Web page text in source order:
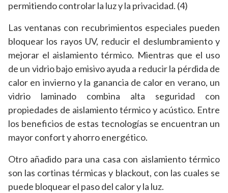
permitiendo controlar la luz y la privacidad. (4)
Las ventanas con recubrimientos especiales pueden
bloquear los rayos UV, reducir el deslumbramiento y
mejorar el aislamiento térmico. Mientras que el uso
de un vidrio bajo emisivo ayuda a reducir la pérdida de
calor en invierno y la ganancia de calor en verano, un
vidrio laminado combina alta seguridad con
propiedades de aislamiento térmico y acústico. Entre
los beneficios de estas tecnologías se encuentran un
mayor confort y ahorro energético.
Otro añadido para una casa con aislamiento térmico
son las cortinas térmicas y blackout, con las cuales se
puede bloquear el paso del calor y la luz.